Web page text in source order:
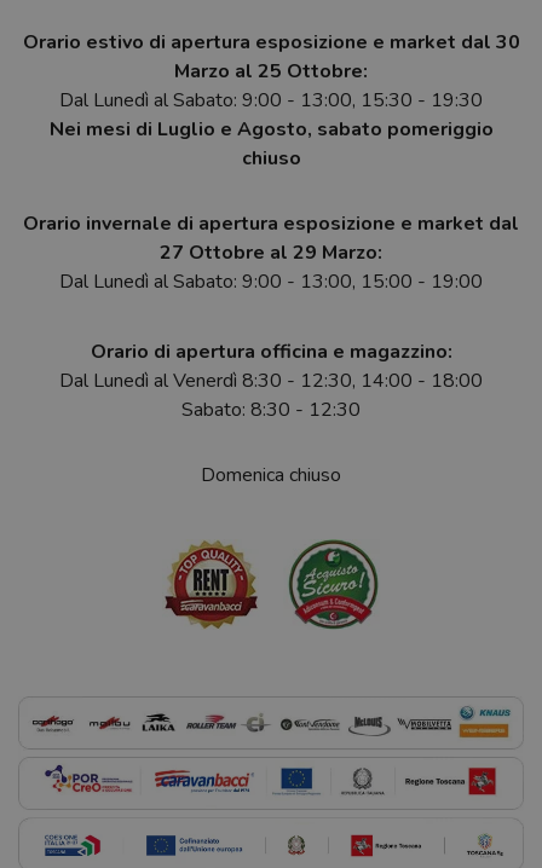
Orario estivo di apertura esposizione e market dal 30
Marzo al 25 Ottobre:
Dal Lunedì al Sabato: 9:00 - 13:00, 15:30 - 19:30
Nei mesi di Luglio e Agosto, sabato pomeriggio
chiuso
Orario invernale di apertura esposizione e market dal
27 Ottobre al 29 Marzo:
Dal Lunedì al Sabato: 9:00 - 13:00, 15:00 - 19:00
Orario di apertura officina e magazzino:
Dal Lunedì al Venerdì 8:30 - 12:30, 14:00 - 18:00
Sabato: 8:30 - 12:30
Domenica chiuso